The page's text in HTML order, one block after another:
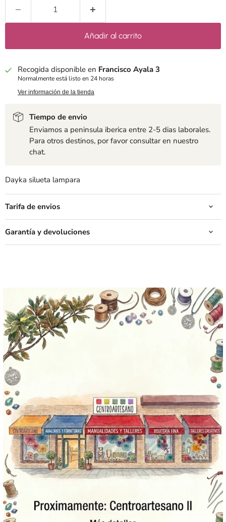
Añadir al carrito
Recogida disponible en Francisco Ayala 3
Normalmente está listo en 24 horas
Ver información de la tienda
Tiempo de envio
Enviamos a peninsula iberica entre 2-5 dias laborales.
Para otros destinos, por favor consultar en nuestro
chat.
Dayka silueta lampara
Tarifa de envios
Garantía y devoluciones